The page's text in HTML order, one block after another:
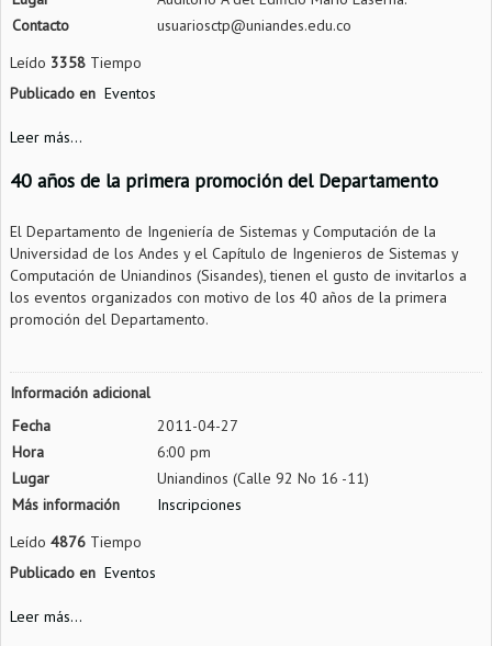
Contacto
usuariosctp@uniandes.edu.co
Leído 3358 Tiempo
Publicado en Eventos
Leer más...
40 años de la primera promoción del Departamento
El Departamento de Ingeniería de Sistemas y Computación de la
Universidad de los Andes y el Capítulo de Ingenieros de Sistemas y
Computación de Uniandinos (Sisandes), tienen el gusto de invitarlos a
los eventos organizados con motivo de los 40 años de la primera
promoción del Departamento.
Información adicional
Fecha
2011-04-27
Hora
6:00 pm
Lugar
Uniandinos (Calle 92 No 16 -11)
Más información
Inscripciones
Leído 4876 Tiempo
Publicado en Eventos
Leer más...